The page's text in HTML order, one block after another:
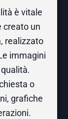
è vitale
creato un
realizzato
immagini
o
grafiche